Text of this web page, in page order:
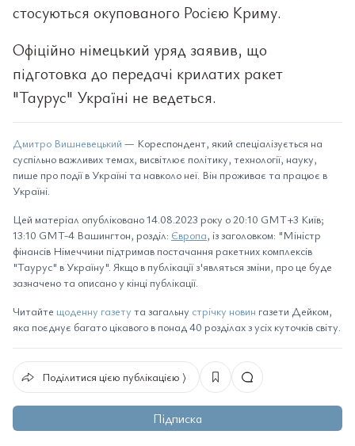
стосуються окупованого Росією Криму.
Офіційно німецький уряд заявив, що
підготовка до передачі крилатих ракет
"Таурус" Україні не ведеться.
Дмитро Вишневецький — Кореспондент, який спеціалізується на
суспільно важливих темах, висвітлює політику, технології, науку,
пише про події в Україні та навколо неї. Він проживає та працює в
Україні.
Цей матеріал опубліковано 14.08.2023 року о 20:10 GMT+3 Київ;
13:10 GMT-4 Вашингтон, розділ: Європа, із заголовком: "Міністр
фінансів Німеччини підтримав постачання ракетних комплексів
"Таурус" в Україну". Якщо в публікації з'являться зміни, про це буде
зазначено та описано у кінці публікації.
Читайте щоденну газету та загальну стрічку новин газети Дейком,
яка поєднує багато цікавого в понад 40 розділах з усіх куточків світу.
Поділитися цією публікацією ⟩
Підписка